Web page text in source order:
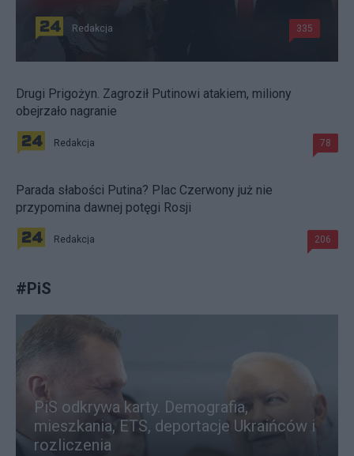
Redakcja 335
Drugi Prigożyn. Zagroził Putinowi atakiem, miliony
obejrzało nagranie
Redakcja 78
Parada słabości Putina? Plac Czerwony już nie
przypomina dawnej potęgi Rosji
Redakcja 206
#PiS
PiS odkrywa karty. Demografia,
mieszkania, ETS, deportacje Ukraińców i
rozliczenia